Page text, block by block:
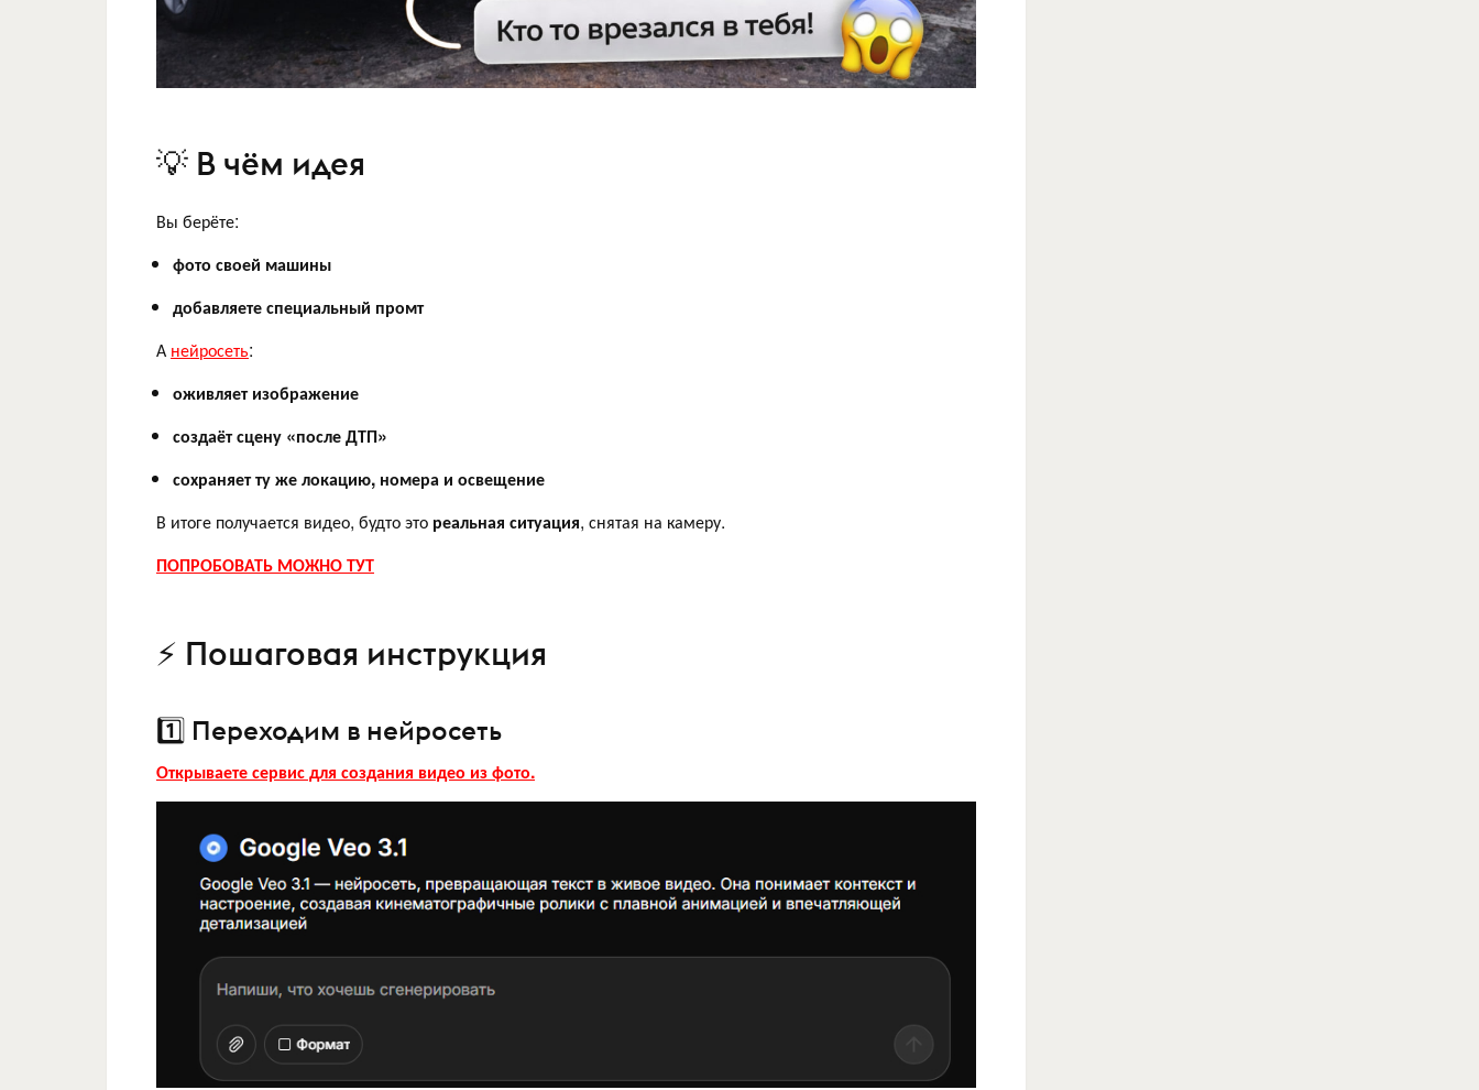
💡 В чём идея
Вы берёте:
фото своей машины
добавляете специальный промт
А нейросеть:
оживляет изображение
создаёт сцену «после ДТП»
сохраняет ту же локацию, номера и освещение
В итоге получается видео, будто это реальная ситуация, снятая на камеру.
ПОПРОБОВАТЬ МОЖНО ТУТ
⚡ Пошаговая инструкция
1️⃣ Переходим в нейросеть
Открываете сервис для создания видео из фото.